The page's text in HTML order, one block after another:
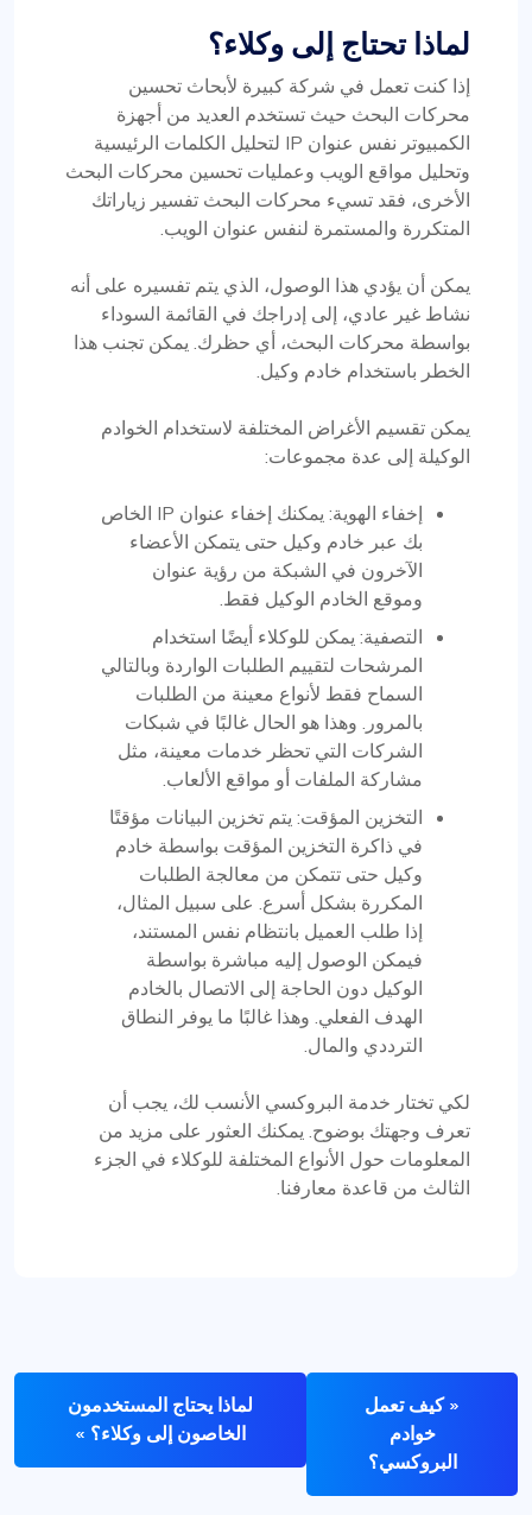
لماذا تحتاج إلى وكلاء؟
إذا كنت تعمل في شركة كبيرة لأبحاث تحسين
محركات البحث حيث تستخدم العديد من أجهزة
الكمبيوتر نفس عنوان IP لتحليل الكلمات الرئيسية
وتحليل مواقع الويب وعمليات تحسين محركات البحث
الأخرى، فقد تسيء محركات البحث تفسير زياراتك
المتكررة والمستمرة لنفس عنوان الويب.
يمكن أن يؤدي هذا الوصول، الذي يتم تفسيره على أنه
نشاط غير عادي، إلى إدراجك في القائمة السوداء
بواسطة محركات البحث، أي حظرك. يمكن تجنب هذا
الخطر باستخدام خادم وكيل.
يمكن تقسيم الأغراض المختلفة لاستخدام الخوادم
الوكيلة إلى عدة مجموعات:
إخفاء الهوية: يمكنك إخفاء عنوان IP الخاص
بك عبر خادم وكيل حتى يتمكن الأعضاء
الآخرون في الشبكة من رؤية عنوان
وموقع الخادم الوكيل فقط.
التصفية: يمكن للوكلاء أيضًا استخدام
المرشحات لتقييم الطلبات الواردة وبالتالي
السماح فقط لأنواع معينة من الطلبات
بالمرور. وهذا هو الحال غالبًا في شبكات
الشركات التي تحظر خدمات معينة، مثل
مشاركة الملفات أو مواقع الألعاب.
التخزين المؤقت: يتم تخزين البيانات مؤقتًا
في ذاكرة التخزين المؤقت بواسطة خادم
وكيل حتى تتمكن من معالجة الطلبات
المكررة بشكل أسرع. على سبيل المثال،
إذا طلب العميل بانتظام نفس المستند،
فيمكن الوصول إليه مباشرة بواسطة
الوكيل دون الحاجة إلى الاتصال بالخادم
الهدف الفعلي. وهذا غالبًا ما يوفر النطاق
الترددي والمال.
لكي تختار خدمة البروكسي الأنسب لك، يجب أن
تعرف وجهتك بوضوح. يمكنك العثور على مزيد من
المعلومات حول الأنواع المختلفة للوكلاء في الجزء
الثالث من قاعدة معارفنا.
« كيف تعمل
خوادم
البروكسي؟
لماذا يحتاج المستخدمون
الخاصون إلى وكلاء؟ »